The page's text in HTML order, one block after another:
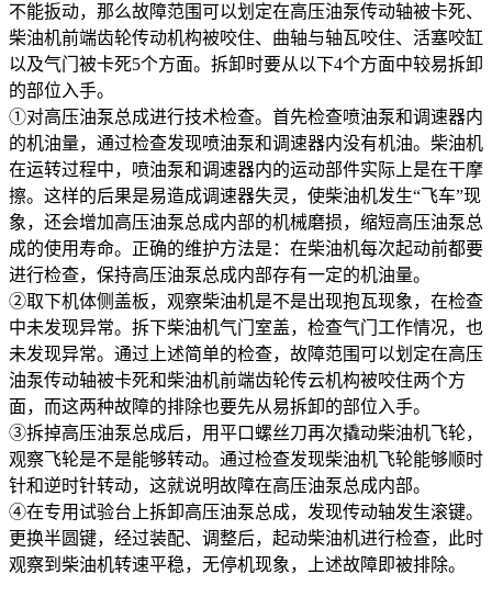
不能扳动，那么故障范围可以划定在高压油泵传动轴被卡死、
柴油机前端齿轮传动机构被咬住、曲轴与轴瓦咬住、活塞咬缸
以及气门被卡死5个方面。拆卸时要从以下4个方面中较易拆卸
的部位入手。
①对高压油泵总成进行技术检查。首先检查喷油泵和调速器内
的机油量，通过检查发现喷油泵和调速器内没有机油。柴油机
在运转过程中，喷油泵和调速器内的运动部件实际上是在干摩
擦。这样的后果是易造成调速器失灵，使柴油机发生“飞车”现
象，还会增加高压油泵总成内部的机械磨损，缩短高压油泵总
成的使用寿命。正确的维护方法是：在柴油机每次起动前都要
进行检查，保持高压油泵总成内部存有一定的机油量。
②取下机体侧盖板，观察柴油机是不是出现抱瓦现象，在检查
中未发现异常。拆下柴油机气门室盖，检查气门工作情况，也
未发现异常。通过上述简单的检查，故障范围可以划定在高压
油泵传动轴被卡死和柴油机前端齿轮传云机构被咬住两个方
面，而这两种故障的排除也要先从易拆卸的部位入手。
③拆掉高压油泵总成后，用平口螺丝刀再次撬动柴油机飞轮，
观察飞轮是不是能够转动。通过检查发现柴油机飞轮能够顺时
针和逆时针转动，这就说明故障在高压油泵总成内部。
④在专用试验台上拆卸高压油泵总成，发现传动轴发生滚键。
更换半圆键，经过装配、调整后，起动柴油机进行检查，此时
观察到柴油机转速平稳，无停机现象，上述故障即被排除。